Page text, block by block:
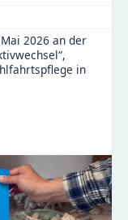
2026 an der
in